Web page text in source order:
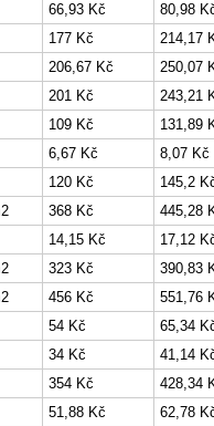
66,93 Kč
80,98
177 Kč
214,17
206,67 Kč
250,07
201 Kč
243,21
109 Kč
131,89
6,67 Kč
8,07 Kč
120 Kč
145,2
368 Kč
445,28
14,15 Kč
17,12
323 Kč
390,83
456 Kč
551,76
54 Kč
65,34
34 Kč
41,14
354 Kč
428,34
51,88 Kč
62,78